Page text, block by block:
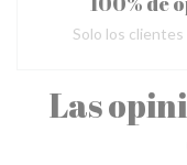
Las
Solo los